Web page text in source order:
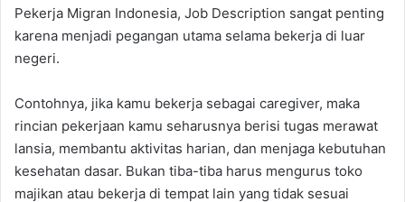
Pekerja Migran Indonesia, Job Description sangat penting
karena menjadi pegangan utama selama bekerja di luar
negeri.
Contohnya, jika kamu bekerja sebagai caregiver, maka
rincian pekerjaan kamu seharusnya berisi tugas merawat
lansia, membantu aktivitas harian, dan menjaga kebutuhan
kesehatan dasar. Bukan tiba-tiba harus mengurus toko
majikan atau bekerja di tempat lain yang tidak sesuai